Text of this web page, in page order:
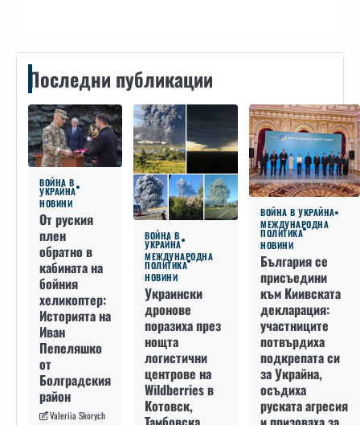
Последни публикации
ВОЙНА В
УКРАЙНА
НОВИНИ
От руския
плен
обратно в
кабината на
бойния
хеликоптер:
Историята на
Иван
Пепеляшко
от
Болградския
район
Valeriia Skorych
ВОЙНА В
УКРАЙНА
МЕЖДУНАРОДНА
ПОЛИТИКА
НОВИНИ
Украински
дронове
поразиха през
нощта
логистични
центрове на
Wildberries в
Котовск,
ВОЙНА В УКРАЙНА
МЕЖДУНАРОДНА
ПОЛИТИКА
НОВИНИ
България се
присъедини
към Киивската
декларация:
участниците
потвърдиха
подкрепата си
за Украйна,
осъдиха
руската агресия